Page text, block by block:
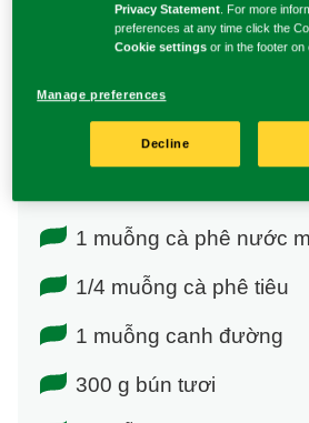
Thành phần
Không nhóm lại
1 kg gà ta 1 bó Lá giang
1 muỗng cà phê nước
1/4 muỗng cà phê tiêu
1 muỗng canh đường
300 g bún tươi
Privacy Statement . For more
preferences at any time click the
Cookie settings or in the footer on
Manage preferences
Decline